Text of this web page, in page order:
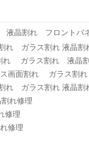
晶割れ フロントパ
れ ガラス割れ 液晶割
れ ガラス割れ 液晶
ス画面割れ ガラス割
れ ガラス割れ 液晶割
れ修理
修理
修理